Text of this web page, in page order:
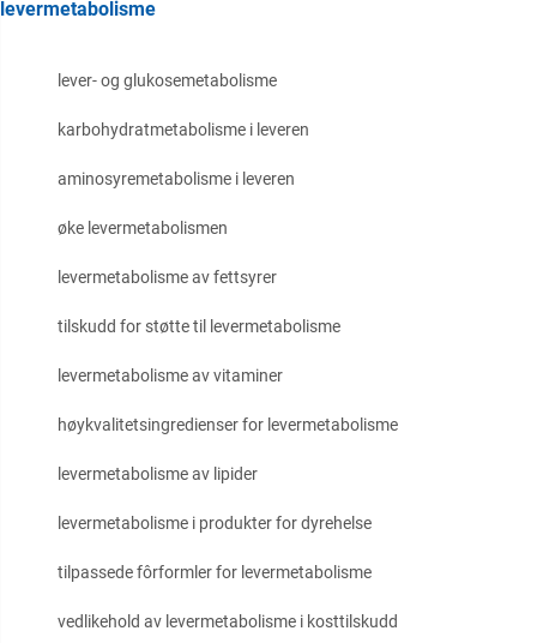
levermetabolisme
lever- og glukosemetabolisme
karbohydratmetabolisme i leveren
aminosyremetabolisme i leveren
øke levermetabolismen
levermetabolisme av fettsyrer
tilskudd for støtte til levermetabolisme
levermetabolisme av vitaminer
høykvalitetsingredienser for levermetabolisme
levermetabolisme av lipider
levermetabolisme i produkter for dyrehelse
tilpassede fôrformler for levermetabolisme
vedlikehold av levermetabolisme i kosttilskudd